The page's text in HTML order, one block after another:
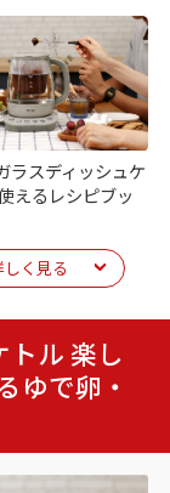
ラスディッシュケ
えるレシピブッ
しく見る
トル 楽し
ゆで卵・